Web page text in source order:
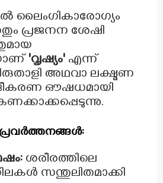
ലൈംഗികാരോഗ്യം
പ്രജനന ശേഷി
'വൃഷ്യം' എന്ന്
അഥവാ ലക്ഷ്മണ
ഔഷധമായി
പ്രവർത്തനങ്ങൾ:
ശരീരത്തിലെ
സന്തുലിതമാക്കി